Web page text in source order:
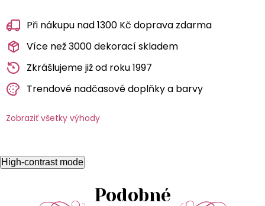
Při nákupu nad 1300 Kč doprava zdarma
Více než 3000 dekorací skladem
Zkrášlujeme již od roku 1997
Trendové nadčasové doplňky a barvy
Zobraziť všetky výhody
High-contrast mode
Podobné